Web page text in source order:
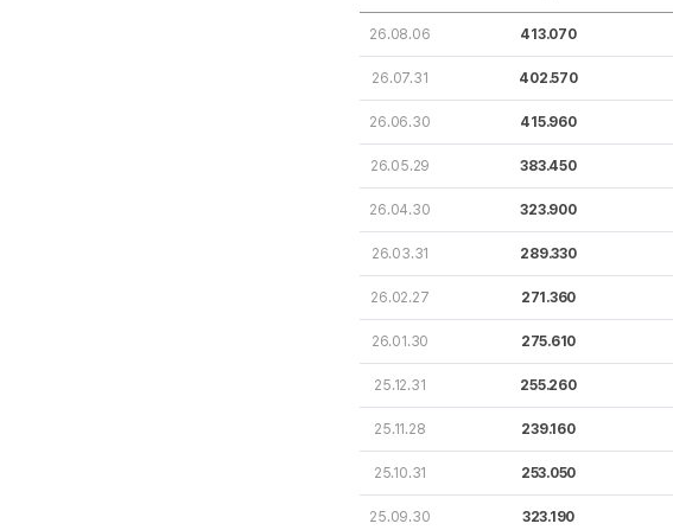
26.08.06 413.070
26.07.31 402.570
26.06.30 415.960
26.05.29 383.450
26.04.30 323.900
26.03.31 289.330
26.02.27 271.360
26.01.30 275.610
25.12.31 255.260
25.11.28 239.160
25.10.31 253.050
25.09.30 323.190